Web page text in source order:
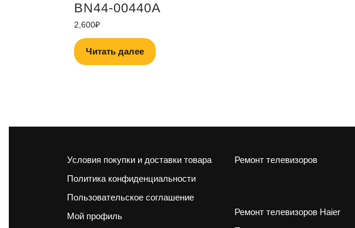
BN44-00440A
2,600₽
Читать далее
Условия покупки и доставки товара
Политика конфиденциальности
Пользовательское соглашение
Мой профиль
Ремонт телевизоров
Ремонт телевизоров Haier